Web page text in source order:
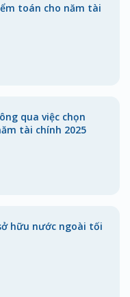
toán cho năm tài
qua việc chọn
tài chính 2025
hữu nước ngoài tối